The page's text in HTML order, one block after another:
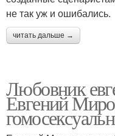
не так уж и ошибались.
читать дальше →
Любовник
Евгений